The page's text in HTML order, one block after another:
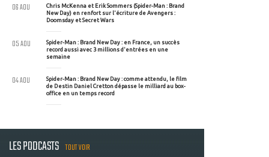
Chris McKenna et Erik Sommers (Spider-Man : Brand
New Day) en renfort sur l'écriture de Avengers :
Doomsday et Secret Wars
06 AOU
Spider-Man : Brand New Day : en France, un succès
record aussi avec 3 millions d'entrées en une
semaine
05 AOU
Spider-Man : Brand New Day : comme attendu, le film
de Destin Daniel Cretton dépasse le milliard au box-
office en un temps record
04 AOU
LES PODCASTS TOUT VOIR